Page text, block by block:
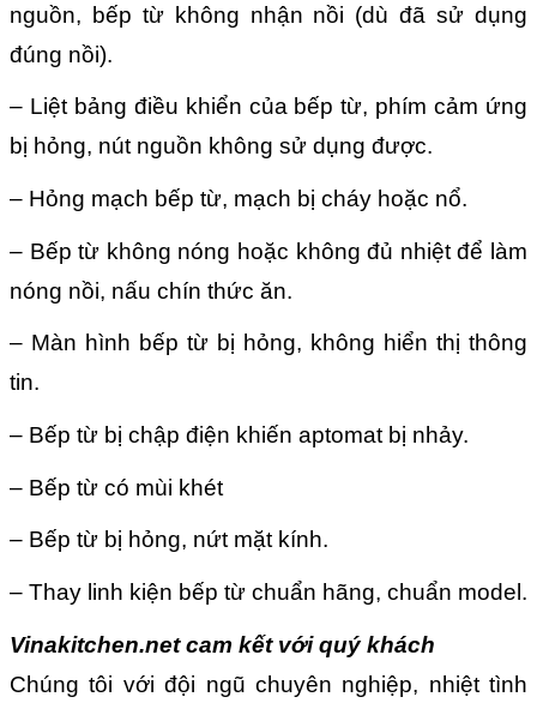
nguồn, bếp từ không nhận nồi (dù đã sử dụng
đúng nồi).
– Liệt bảng điều khiển của bếp từ, phím cảm ứng
bị hỏng, nút nguồn không sử dụng được.
– Hỏng mạch bếp từ, mạch bị cháy hoặc nổ.
– Bếp từ không nóng hoặc không đủ nhiệt để làm
nóng nồi, nấu chín thức ăn.
– Màn hình bếp từ bị hỏng, không hiển thị thông
tin.
– Bếp từ bị chập điện khiến aptomat bị nhảy.
– Bếp từ có mùi khét
– Bếp từ bị hỏng, nứt mặt kính.
– Thay linh kiện bếp từ chuẩn hãng, chuẩn model.
Vinakitchen.net cam kết với quý khách
Chúng tôi với đội ngũ chuyên nghiệp, nhiệt tình